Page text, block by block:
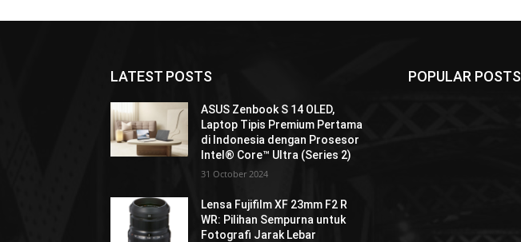
LATEST POSTS
ASUS Zenbook S 14 OLED,
Laptop Tipis Premium Pertama
di Indonesia dengan Prosesor
Intel® Core™ Ultra (Series 2)
31 October 2024
Lensa Fujifilm XF 23mm F2 R
WR: Pilihan Sempurna untuk
Fotografi Jarak Lebar
POPULAR POSTS